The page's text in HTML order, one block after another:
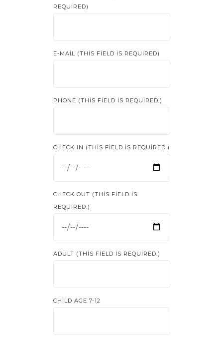
REQUIRED)
E-MAIL (THIS FIELD IS REQUIRED)
PHONE (THIS FIELD IS REQUIRED.)
CHECK IN (THIS FIELD IS REQUIRED.)
CHECK OUT (THIS FIELD IS
REQUIRED.)
ADULT (THIS FIELD IS REQUIRED.)
CHILD AGE 7-12